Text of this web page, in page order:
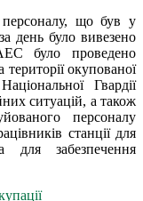
персоналу, що був у
день було вивезено
було проведено
окупованої
Гвардії
ситуацій, а також
персоналу
станції для
для забезпечення